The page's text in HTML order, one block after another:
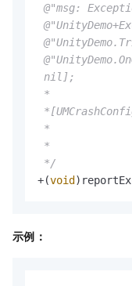
@"msg:
nil];
*
*
*
*/
+(void
示例：